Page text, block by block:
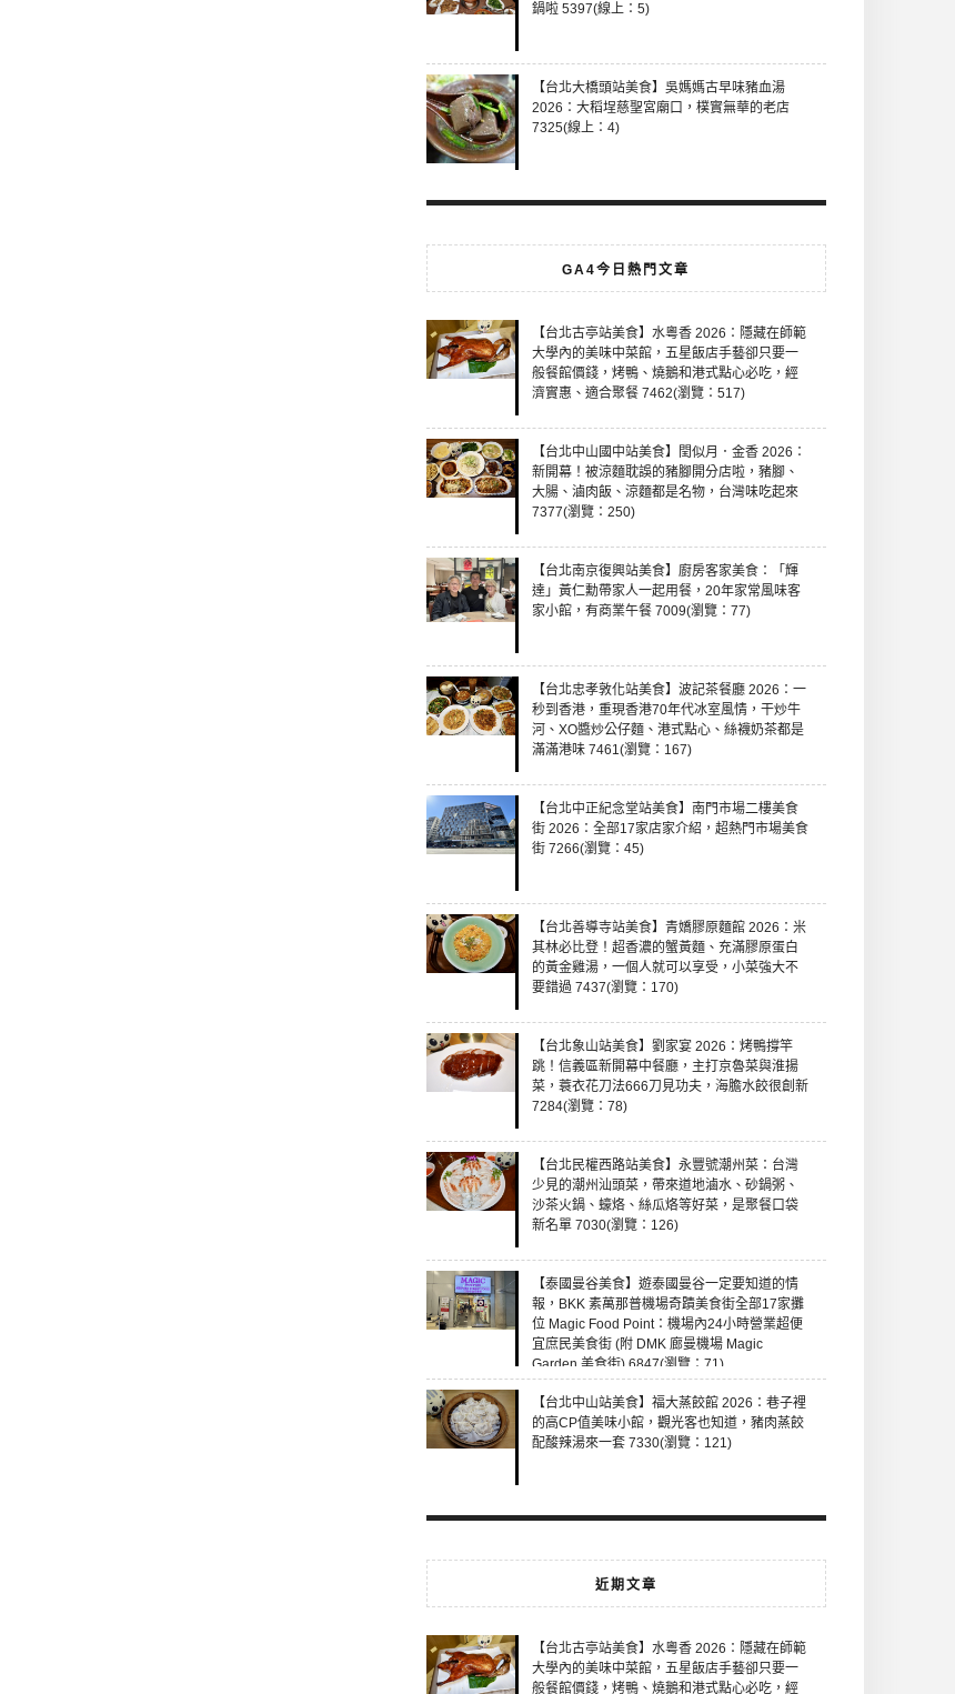
鍋啦 5397(線上：5)
【台北大橋頭站美食】吳媽媽古早味豬血湯
2026：大稻埕慈聖宮廟口，樸實無華的老店
7325(線上：4)
GA4今日熱門文章
【台北古亭站美食】水粵香 2026：隱藏在師範
大學內的美味中菜館，五星飯店手藝卻只要一
般餐館價錢，烤鴨、燒鵝和港式點心必吃，經
濟實惠、適合聚餐 7462(瀏覽：517)
【台北中山國中站美食】閏似月．金香 2026：
新開幕！被涼麵耽誤的豬腳開分店啦，豬腳、
大腸、滷肉飯、涼麵都是名物，台灣味吃起來
7377(瀏覽：250)
【台北南京復興站美食】廚房客家美食：「輝
達」黃仁勳帶家人一起用餐，20年家常風味客
家小館，有商業午餐 7009(瀏覽：77)
【台北忠孝敦化站美食】波記茶餐廳 2026：一
秒到香港，重現香港70年代冰室風情，干炒牛
河、XO醬炒公仔麵、港式點心、絲襪奶茶都是
滿滿港味 7461(瀏覽：167)
【台北中正紀念堂站美食】南門市場二樓美食
街 2026：全部17家店家介紹，超熱門市場美食
街 7266(瀏覽：45)
【台北善導寺站美食】青嬌膠原麵館 2026：米
其林必比登！超香濃的蟹黃麵、充滿膠原蛋白
的黃金雞湯，一個人就可以享受，小菜強大不
要錯過 7437(瀏覽：170)
【台北象山站美食】劉家宴 2026：烤鴨撐竿
跳！信義區新開幕中餐廳，主打京魯菜與淮揚
菜，蓑衣花刀法666刀見功夫，海膽水餃很創新
7284(瀏覽：78)
【台北民權西路站美食】永豐號潮州菜：台灣
少見的潮州汕頭菜，帶來道地滷水、砂鍋粥、
沙茶火鍋、蠔烙、絲瓜烙等好菜，是聚餐口袋
新名單 7030(瀏覽：126)
【泰國曼谷美食】遊泰國曼谷一定要知道的情
報，BKK 素萬那普機場奇蹟美食街全部17家攤
位 Magic Food Point：機場內24小時營業超便
宜庶民美食街 (附 DMK 廊曼機場 Magic
Garden 美食街) 6847(瀏覽：71)
【台北中山站美食】福大蒸餃館 2026：巷子裡
的高CP值美味小館，觀光客也知道，豬肉蒸餃
配酸辣湯來一套 7330(瀏覽：121)
近期文章
【台北古亭站美食】水粵香 2026：隱藏在師範
大學內的美味中菜館，五星飯店手藝卻只要一
般餐館價錢，烤鴨、燒鵝和港式點心必吃，經